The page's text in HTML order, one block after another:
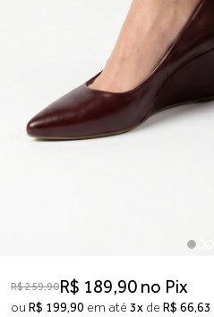
R$ 259,90R$ 189,90 no Pix
ou R$ 199,90 em até 3x de R$ 66,63